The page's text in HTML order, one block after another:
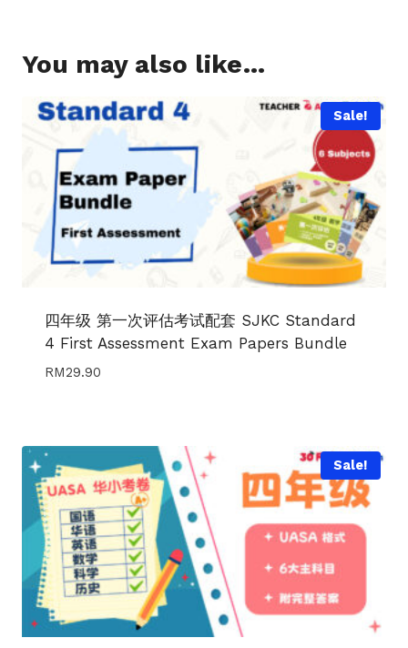
You may also like…
Sale!
四年级 第一次评估考试配套 SJKC Standard
4 First Assessment Exam Papers Bundle
RM29.90
Sale!